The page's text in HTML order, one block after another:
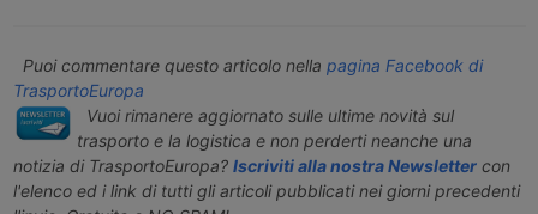
Puoi commentare questo articolo nella pagina Facebook di
TrasportoEuropa
Vuoi rimanere aggiornato sulle ultime novità sul
trasporto e la logistica e non perderti neanche una
notizia di TrasportoEuropa? Iscriviti alla nostra Newslettercon
l'elenco ed i link di tutti gli articoli pubblicati nei giorni precedenti